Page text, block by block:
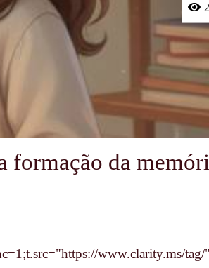
formação da
www.clarity.ms/